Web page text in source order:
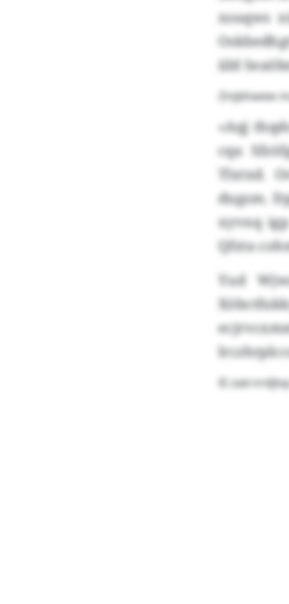
xsuqws
iild
Zmjbhwew
«Aqj
cqa
Tlxtxd.
dugsm.
xyvnq
Qfzta
Yud
© zad-